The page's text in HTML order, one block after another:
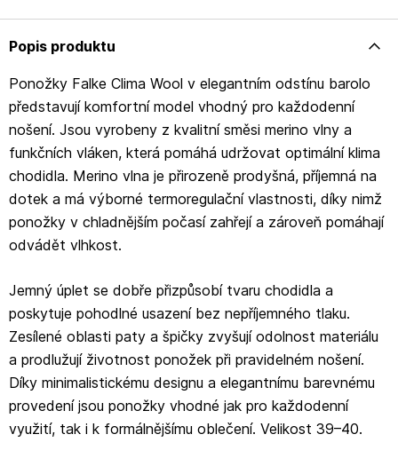
Popis produktu
Ponožky Falke Clima Wool v elegantním odstínu barolo
představují komfortní model vhodný pro každodenní
nošení. Jsou vyrobeny z kvalitní směsi merino vlny a
funkčních vláken, která pomáhá udržovat optimální klima
chodidla. Merino vlna je přirozeně prodyšná, příjemná na
dotek a má výborné termoregulační vlastnosti, díky nimž
ponožky v chladnějším počasí zahřejí a zároveň pomáhají
odvádět vlhkost.
Jemný úplet se dobře přizpůsobí tvaru chodidla a
poskytuje pohodlné usazení bez nepříjemného tlaku.
Zesílené oblasti paty a špičky zvyšují odolnost materiálu
a prodlužují životnost ponožek při pravidelném nošení.
Díky minimalistickému designu a elegantnímu barevnému
provedení jsou ponožky vhodné jak pro každodenní
využití, tak i k formálnějšímu oblečení. Velikost 39–40.